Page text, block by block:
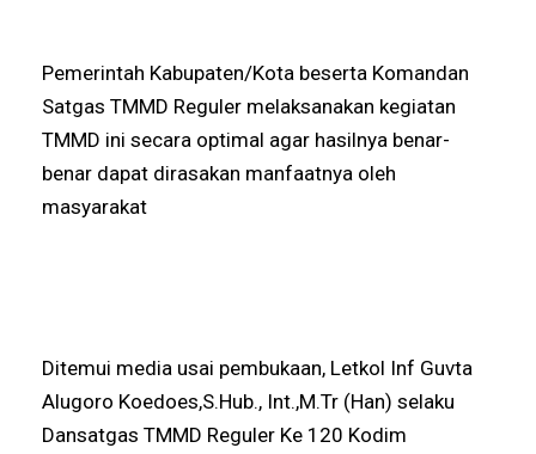
Pemerintah Kabupaten/Kota beserta Komandan
Satgas TMMD Reguler melaksanakan kegiatan
TMMD ini secara optimal agar hasilnya benar-
benar dapat dirasakan manfaatnya oleh
masyarakat
Ditemui media usai pembukaan, Letkol Inf Guvta
Alugoro Koedoes,S.Hub., Int.,M.Tr (Han) selaku
Dansatgas TMMD Reguler Ke 120 Kodim